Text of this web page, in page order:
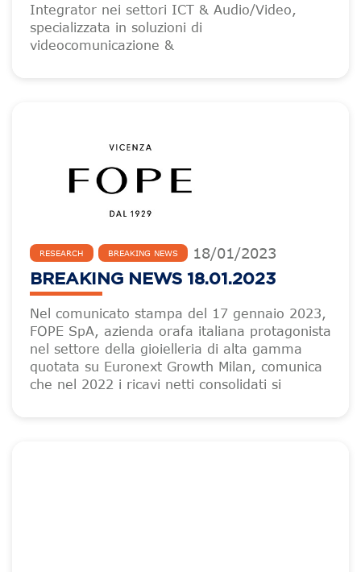
Integrator nei settori ICT & Audio/Video,
specializzata in soluzioni di
videocomunicazione &
RESEARCH BREAKING NEWS 18/01/2023
BREAKING NEWS 18.01.2023
Nel comunicato stampa del 17 gennaio 2023,
FOPE SpA, azienda orafa italiana protagonista
nel settore della gioielleria di alta gamma
quotata su Euronext Growth Milan, comunica
che nel 2022 i ricavi netti consolidati si